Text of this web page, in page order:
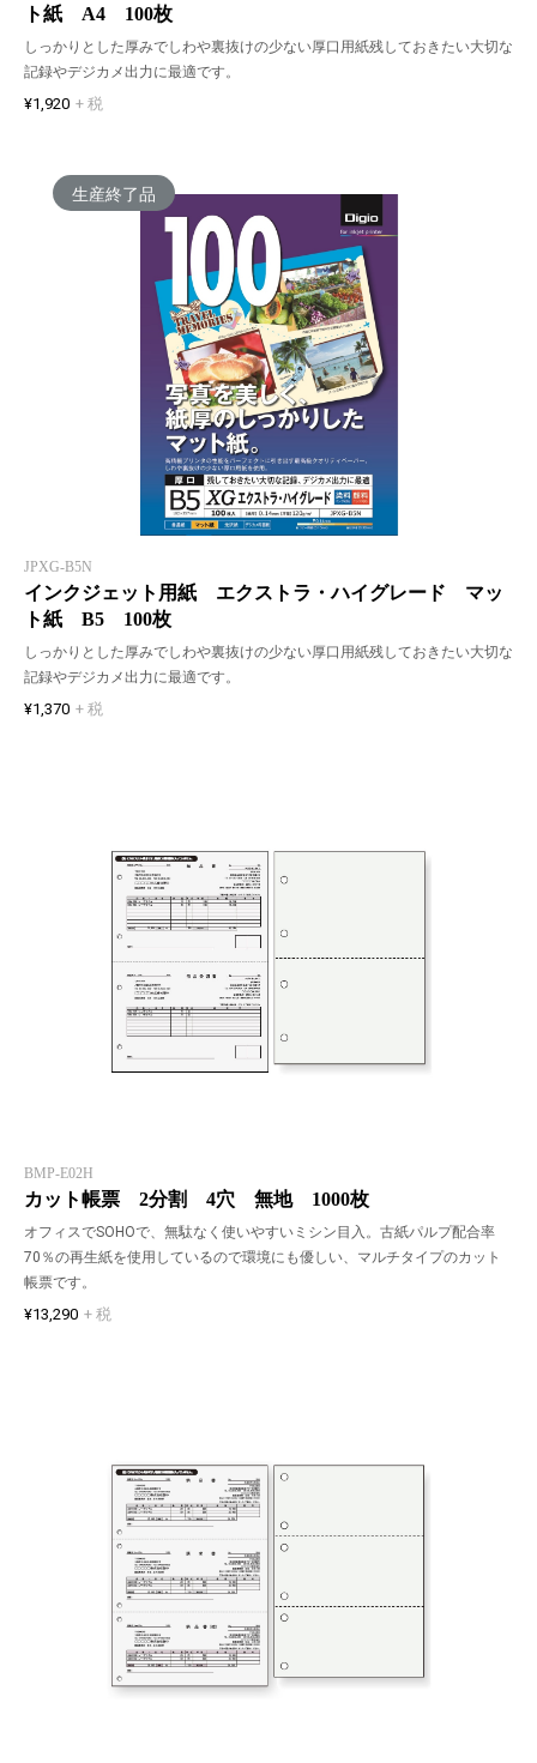
ト紙 A4 100枚
しっかりとした厚みでしわや裏抜けの少ない厚口用紙残しておきたい大切な
記録やデジカメ出力に最適です。
¥1,920 + 税
生産終了品
JPXG-B5N
インクジェット用紙 エクストラ・ハイグレード マッ
ト紙 B5 100枚
しっかりとした厚みでしわや裏抜けの少ない厚口用紙残しておきたい大切な
記録やデジカメ出力に最適です。
¥1,370 + 税
BMP-E02H
カット帳票 2分割 4穴 無地 1000枚
オフィスでSOHOで、無駄なく使いやすいミシン目入。古紙パルプ配合率
70％の再生紙を使用しているので環境にも優しい、マルチタイプのカット
帳票です。
¥13,290 + 税